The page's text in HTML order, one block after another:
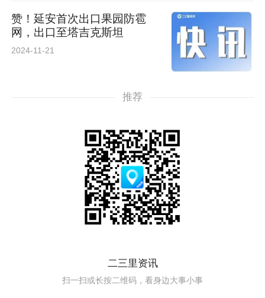
赞！延安首次出口果园防雹
网，出口至塔吉克斯坦
2024-11-21
推荐
二三里资讯
扫一扫或长按二维码，看身边大事小事